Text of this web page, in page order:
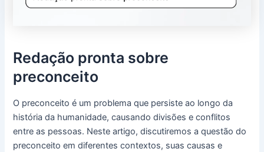
Redação pronta sobre
preconceito
O preconceito é um problema que persiste ao longo da
história da humanidade, causando divisões e conflitos
entre as pessoas. Neste artigo, discutiremos a questão do
preconceito em diferentes contextos, suas causas e